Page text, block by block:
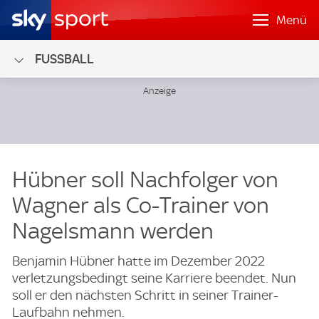
Menü
FUSSBALL
Hübner soll Nachfolger von
Wagner als Co-Trainer von
Nagelsmann werden
Benjamin Hübner hatte im Dezember 2022
verletzungsbedingt seine Karriere beendet. Nun
soll er den nächsten Schritt in seiner Trainer-
Laufbahn nehmen.